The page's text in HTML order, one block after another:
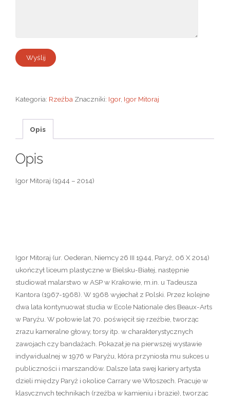
Kategoria: Rzeźba Znaczniki: Igor, Igor Mitoraj
Opis
Opis
Igor Mitoraj (1944 – 2014)
Igor Mitoraj (ur. Oederan, Niemcy 26 III 1944, Paryż, 06 X 2014)
ukończył liceum plastyczne w Bielsku-Białej, następnie
studiował malarstwo w ASP w Krakowie, m.in. u Tadeusza
Kantora (1967-1968). W 1968 wyjechał z Polski. Przez kolejne
dwa lata kontynuował studia w Ecole Nationale des Beaux-Arts
w Paryżu. W połowie lat 70. poświęcił się rzeźbie, tworząc
zrazu kameralne głowy, torsy itp. w charakterystycznych
zawojach czy bandażach. Pokazał je na pierwszej wystawie
indywidualnej w 1976 w Paryżu, która przyniosła mu sukces u
publiczności i marszandów. Dalsze lata swej kariery artysta
dzieli między Paryż i okolice Carrary we Włoszech. Pracuje w
klasycznych technikach (rzeźba w kamieniu i brązie), tworząc